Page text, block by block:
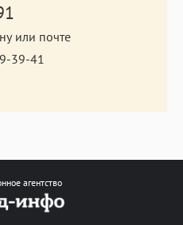
или почте
39-41
агентство